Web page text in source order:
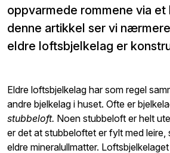
oppvarmede rommene via
denne artikkel ser vi
eldre loftsbjelkelag er
Eldre loftsbjelkelag har som regel
andre bjelkelag i huset. Ofte er
stubbeloft. Noen stubbeloft er helt
er det at stubbeloftet er fylt med leire,
eldre mineralullmatter.